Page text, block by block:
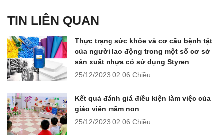
TIN LIÊN QUAN
Thực trạng sức khỏe và cơ cấu bệnh tật
của người lao động trong một số cơ sở
sản xuất nhựa có sử dụng Styren
25/12/2023 02:06 Chiều
Kết quả đánh giá điều kiện làm việc của
giáo viên mầm non
25/12/2023 02:06 Chiều